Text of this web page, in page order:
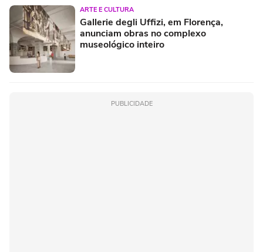
ARTE E CULTURA
Gallerie degli Uffizi, em Florença,
anunciam obras no complexo
museológico inteiro
PUBLICIDADE